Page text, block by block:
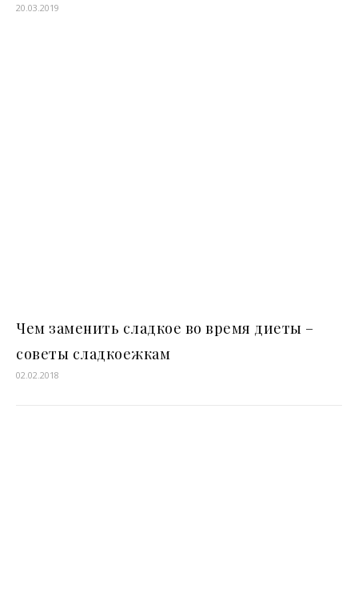
20.03.2019
Чем заменить сладкое во время диеты –
советы сладкоежкам
02.02.2018